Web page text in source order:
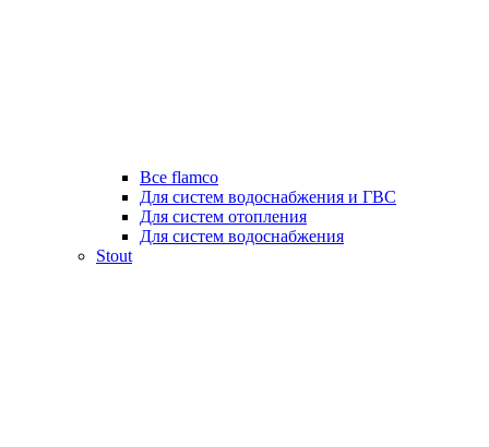
Все flamco
Для систем водоснабжения и ГВС
Для систем отопления
Для систем водоснабжения
Stout